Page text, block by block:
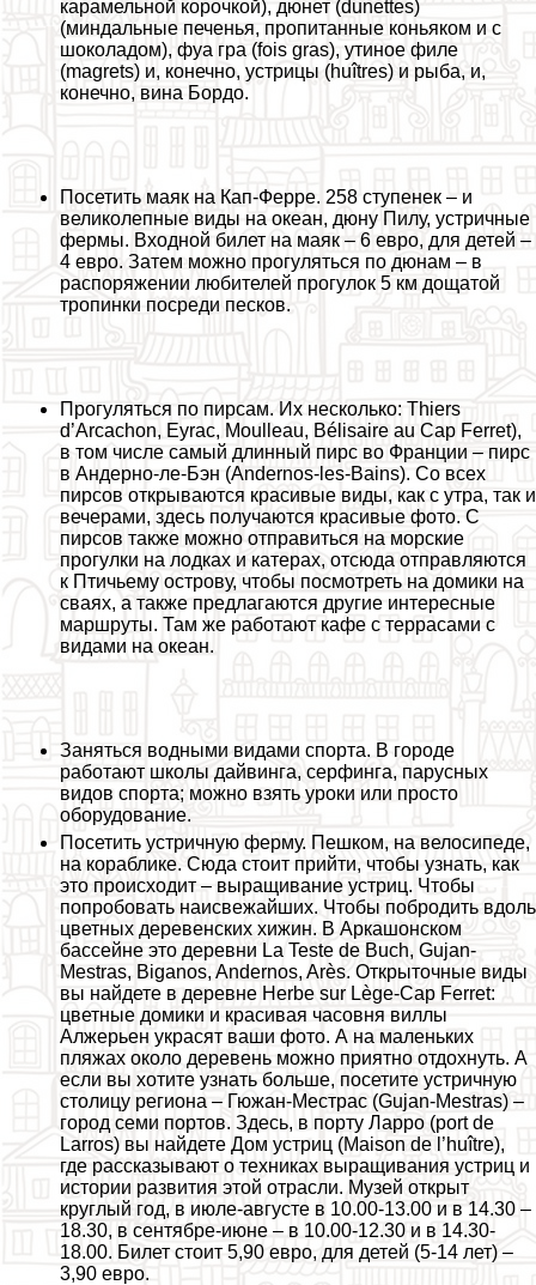
карамельной корочкой), дюнет (dunettes)
(миндальные печенья, пропитанные коньяком и с
шоколадом), фуа гра (fois gras), утиное филе
(magrets) и, конечно, устрицы (huîtres) и рыба, и,
конечно, вина Бордо.
Посетить маяк на Кап-Ферре. 258 ступенек – и
великолепные виды на океан, дюну Пилу, устричные
фермы. Входной билет на маяк – 6 евро, для детей –
4 евро. Затем можно прогуляться по дюнам – в
распоряжении любителей прогулок 5 км дощатой
тропинки посреди песков.
Прогуляться по пирсам. Их несколько: Thiers
d’Arcachon, Eyrac, Moulleau, Bélisaire au Cap Ferret),
в том числе самый длинный пирс во Франции – пирс
в Андерно-ле-Бэн (Andernos-les-Bains). Со всех
пирсов открываются красивые виды, как с утра, так и
вечерами, здесь получаются красивые фото. С
пирсов также можно отправиться на морские
прогулки на лодках и катерах, отсюда отправляются
к Птичьему острову, чтобы посмотреть на домики на
сваях, а также предлагаются другие интересные
маршруты. Там же работают кафе с террасами с
видами на океан.
Заняться водными видами спорта. В городе
работают школы дайвинга, серфинга, парусных
видов спорта; можно взять уроки или просто
оборудование.
Посетить устричную ферму. Пешком, на велосипеде,
на кораблике. Сюда стоит прийти, чтобы узнать, как
это происходит – выращивание устриц. Чтобы
попробовать наисвежайших. Чтобы побродить вдоль
цветных деревенских хижин. В Аркашонском
бассейне это деревни La Teste de Buch, Gujan-
Mestras, Biganos, Andernos, Arès. Открыточные виды
вы найдете в деревне Herbe sur Lège-Cap Ferret:
цветные домики и красивая часовня виллы
Алжерьен украсят ваши фото. А на маленьких
пляжах около деревень можно приятно отдохнуть. А
если вы хотите узнать больше, посетите устричную
столицу региона – Гюжан-Местраc (Gujan-Mestras) –
город семи портов. Здесь, в порту Ларро (port de
Larros) вы найдете Дом устриц (Maison de l’huître),
где рассказывают о техниках выращивания устриц и
истории развития этой отрасли. Музей открыт
круглый год, в июле-августе в 10.00-13.00 и в 14.30 –
18.30, в сентябре-июне – в 10.00-12.30 и в 14.30-
18.00. Билет стоит 5,90 евро, для детей (5-14 лет) –
3,90 евро.